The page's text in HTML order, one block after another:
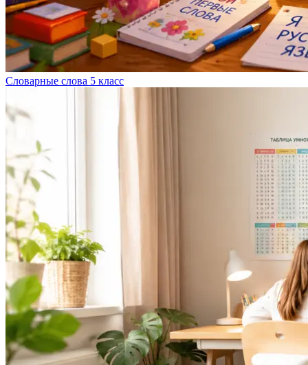
Словарные слова 5 класс